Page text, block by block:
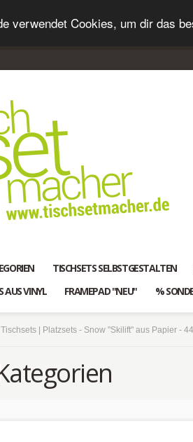
verwendet Cookies, um dir das
TISCHSETS SELBSTGESTALTEN
AUS VINYL
FRAMEPAD "NEU" %
Tischsets | Platzsets - Snow "Skilift" aus Papier -